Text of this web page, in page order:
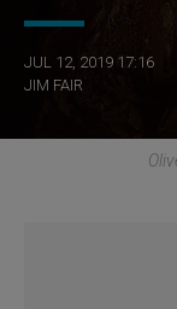
JUL 12, 2019 17:16
JIM FAIR